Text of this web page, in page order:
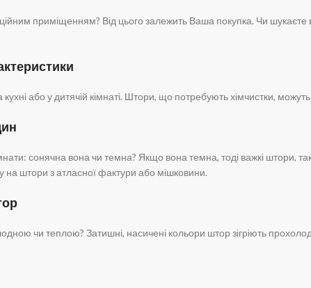
приміщенням? Від цього залежить Ваша покупка. Чи шукаєте
або у дитячій кімнаті. Штори, що потребують хімчистки,
сонячна вона чи темна? Якщо вона темна, тоді важкі штори,
на штори з атласної фактури або мішковини.
чи теплою? Затишні, насичені кольори штор зігріють